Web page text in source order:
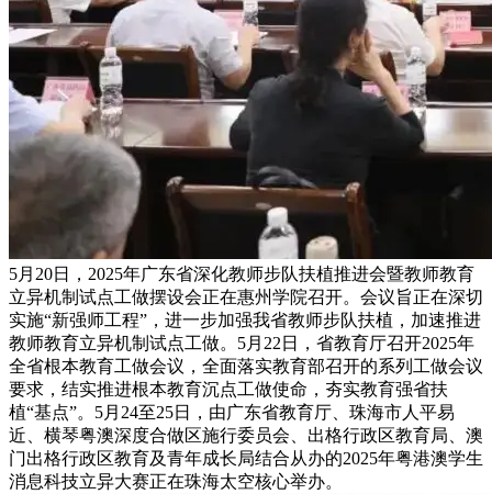
5月20日，2025年广东省深化教师步队扶植推进会暨教师教育
立异机制试点工做摆设会正在惠州学院召开。会议旨正在深切
实施“新强师工程”，进一步加强我省教师步队扶植，加速推进
教师教育立异机制试点工做。5月22日，省教育厅召开2025年
全省根本教育工做会议，全面落实教育部召开的系列工做会议
要求，结实推进根本教育沉点工做使命，夯实教育强省扶
植“基点”。5月24至25日，由广东省教育厅、珠海市人平易
近、横琴粤澳深度合做区施行委员会、出格行政区教育局、澳
门出格行政区教育及青年成长局结合从办的2025年粤港澳学生
消息科技立异大赛正在珠海太空核心举办。